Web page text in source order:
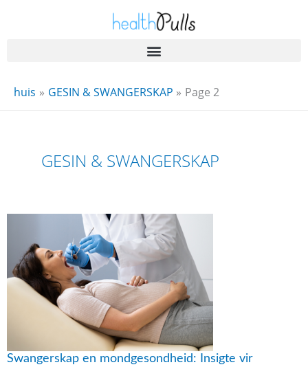
huis GESIN & SWANGERSKAP Page 2
GESIN & SWANGERSKAP
Swangerskap en mondgesondheid: Insigte vir
Swangerskap
mondgesondheid:
Insigte
vir
verwagtende
moeders’
Welstand